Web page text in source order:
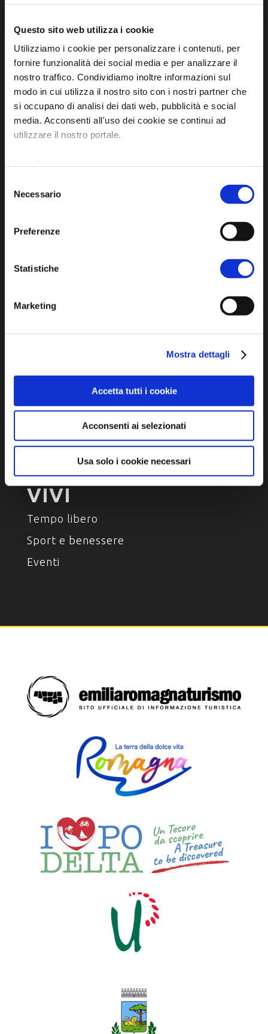
Questo sito web utilizza i cookie
Utilizziamo i cookie per personalizzare i contenuti, per
fornire funzionalità dei social media e per analizzare il
nostro traffico. Condividiamo inoltre informazioni sul
modo in cui utilizza il nostro sito con i nostri partner che
si occupano di analisi dei dati web, pubblicità e social
media. Acconsenti all'uso dei cookie se continui ad
utilizzare il nostro portale.
delNecessario
Preferenze
Statistiche
Marketing
Mostra dettagli
Accetta tutti i cookie
Acconsenti ai selezionati
Usa solo i cookie necessari
Iscriviti alla newsletter
Privacy policy
Cookie policy
SCOPRI
Ambiente e natura
Personaggi, storia e tradizioni
ASSAPORA
Luoghi del gusto
Prodotti Enogastronomici
Ricette della tradizione
VIVI
Tempo libero
Sport e benessere
Eventi